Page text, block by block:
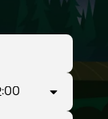
solas
la
Hidalgo
los